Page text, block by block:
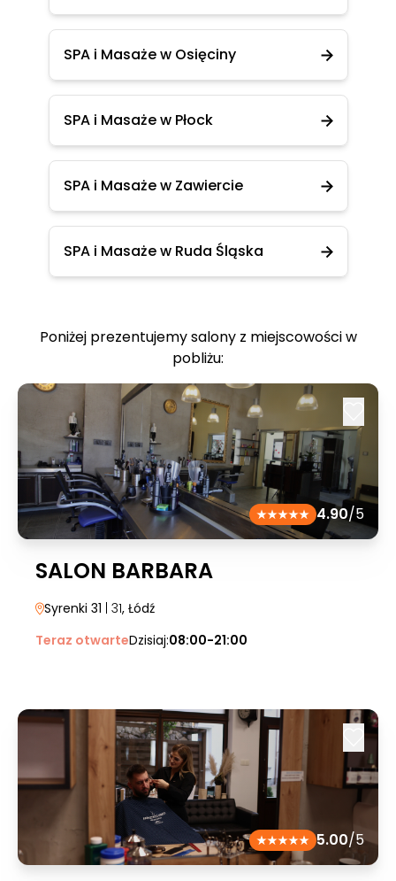
SPA i Masaże w Osięciny
SPA i Masaże w Płock
SPA i Masaże w Zawiercie
SPA i Masaże w Ruda Śląska
Poniżej prezentujemy salony z miejscowości w
pobliżu:
4.90/5
SALON BARBARA
Syrenki 31 | 31, Łódź
Teraz otwarteDzisiaj:08:00-21:00
5.00/5